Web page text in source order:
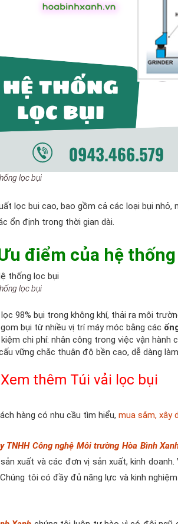
lọc bụi
lọc bụi cao, bao gồm cả các loại bụi
ổn định trong thời gian dài.
điểm của hệ
lọc bụi
lọc 98% bụi trong không khí, thải ra môi
bụi từ nhiều vị trí máy móc bằng các
chi phí: nhân công trong việc vận hành
vững chắc thuận độ bền cao, dễ dàng
thêm Túi vải lọc bụi
hàng có nhu cầu tìm hiểu, mua sắm, xây
TNHH Công nghệ Môi trường Hòa Bình
xuất và các đơn vị sản xuất, kinh
Chúng tôi có đầy đủ năng lực và kinh